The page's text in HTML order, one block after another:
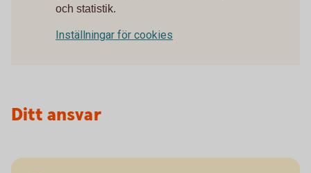
och statistik.
Inställningar för cookies
Ditt ansvar